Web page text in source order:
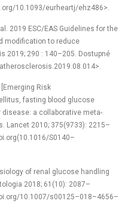
10.1093/eurheartj/ehz486>.
2019 ESC/EAS Guidelines for the
modification to reduce
2019; 290 : 140–205. Dostupné
[Emerging Risk
fasting blood glucose
a collaborative meta-
Lancet 2010; 375(9733): 2215–
S0140–
of renal glucose handling
2018; 61(10): 2087–
10.1007/s00125–018–4656–